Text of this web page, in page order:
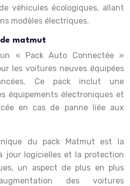
véhicules écologiques, allant
modèles électriques.
de matmut
« Pack Auto Connectée »
les voitures neuves équipées
Ce pack inclut une
équipements électroniques et
en cas de panne liée aux
du pack Matmut est la
jour logicielles et la protection
un aspect de plus en plus
des voitures